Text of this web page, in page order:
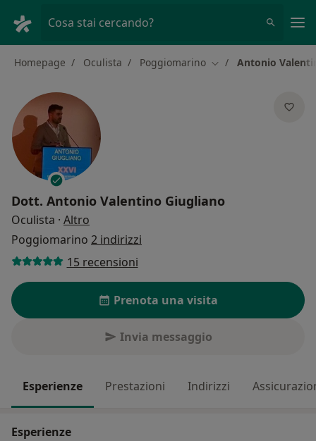
Cosa stai cercando?
Homepage Oculista Poggiomarino Cambia città
Antonio
Dott. Antonio Valentino Giugliano
Oculista · Altro
Poggiomarino 2 indirizzi
15 recensioni
Prenota una visita
Invia messaggio
Esperienze Prestazioni Indirizzi
Esperienze